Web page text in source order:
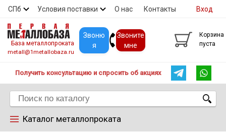
СПб Условия поставки О нас Контакты
Скидки Прайс Покупателям
Вход
База металлопроката
metall@1metallobaza.ru
Звоню
я
Звоните
мне
Корзина
пуста
Получить консультацию и спросить об акциях
Каталог металлопроката